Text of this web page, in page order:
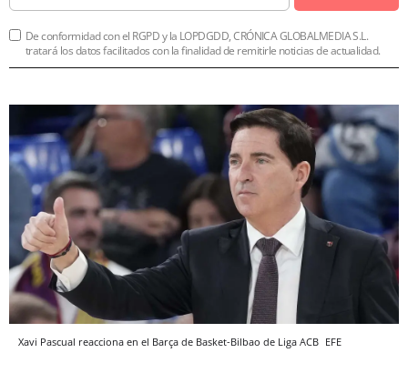
De conformidad con el RGPD y la LOPDGDD, CRÓNICA GLOBALMEDIA S.L.
tratará los datos facilitados con la finalidad de remitirle noticias de actualidad.
Xavi Pascual reacciona en el Barça de Basket-Bilbao de Liga ACB EFE